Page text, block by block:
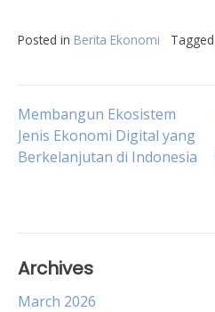
Posted in Berita Ekonomi Tagged
Post
navigation
Membangun Ekosistem
Jenis Ekonomi Digital yang
Berkelanjutan di Indonesia
Archives
March 2026